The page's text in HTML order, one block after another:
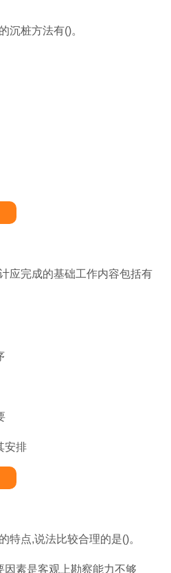
沉桩方法有()。
应完成的基础工作内容包括有
安排
特点,说法比较合理的是()。
素是客观上勘察能力不够